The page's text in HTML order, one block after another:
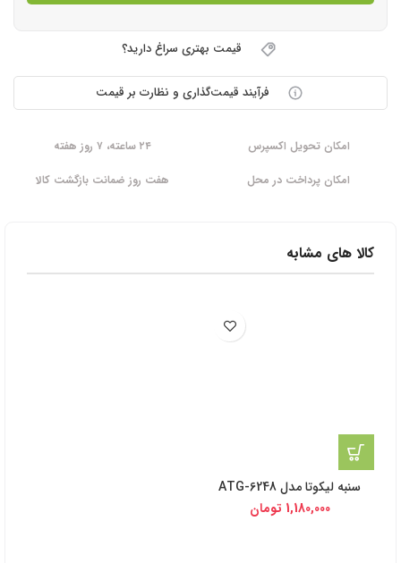
قیمت بهتری سراغ دارید؟
فرآیند قیمت‌گذاری و نظارت بر قیمت
امکان تحویل اکسپرس
۲۴ ساعته، ۷ روز هفته
امکان پرداخت در محل
هفت روز ضمانت بازگشت کالا
کالا های مشابه
سنبه لیکوتا مدل ATG-6248
1,180,000 تومان